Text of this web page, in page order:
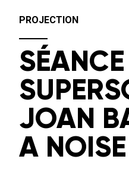
PROJECTION
SÉANCE
JOAN
A NOISE